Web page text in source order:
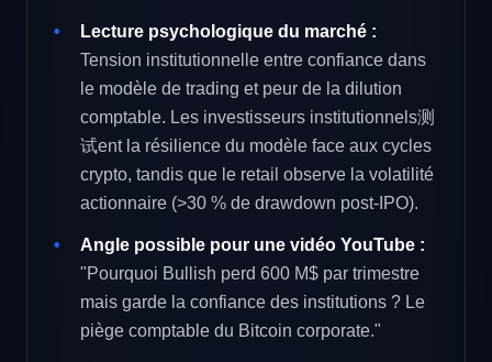
Lecture psychologique du marché :
Tension institutionnelle entre confiance dans
le modèle de trading et peur de la dilution
comptable. Les investisseurs institutionnels测
试ent la résilience du modèle face aux cycles
crypto, tandis que le retail observe la volatilité
actionnaire (>30 % de drawdown post-IPO).
Angle possible pour une vidéo YouTube :
"Pourquoi Bullish perd 600 M$ par trimestre
mais garde la confiance des institutions ? Le
piège comptable du Bitcoin corporate."